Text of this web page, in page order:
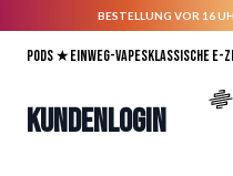
BESTELLUNG VOR 16
Pods ★Einweg-VapesKlassische
Kundenlogin